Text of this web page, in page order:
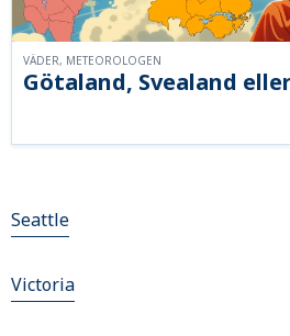
Götaland, Svealand
VÄDER, METEOROLOGEN
Seattle
Victoria